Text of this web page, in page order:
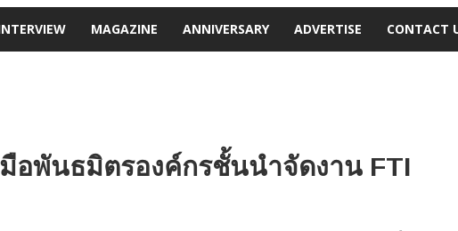
MAGAZINE ANNIVERSARY ADVERTISE CONTACT
อพันธมิตรองค์กรชั้นนำจัดงาน FTI